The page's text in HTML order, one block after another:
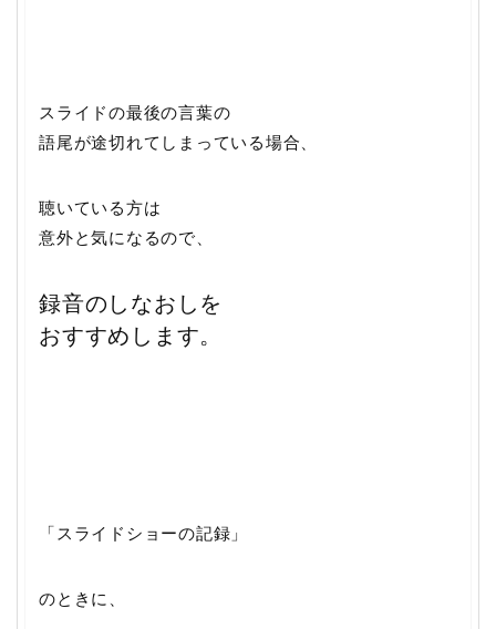
スライドの最後の言葉の
語尾が途切れてしまっている場合、
聴いている方は
意外と気になるので、
録音のしなおしを
おすすめします。
「スライドショーの記録」
のときに、